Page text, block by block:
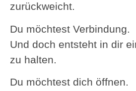
zurückweicht.
Du möchtest Verbindung.
Und doch entsteht in dir
zu halten.
Du möchtest dich öffnen.